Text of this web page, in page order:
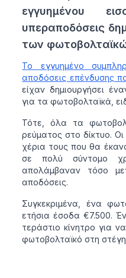
εγγυημένου
υπεραποδόσεις
των
Το εγγυημένο
αποδόσεις επένδυσης
είχαν δημιουργήσει
για τα φωτοβολταϊκά,
Τότε, όλα τα
ρεύματος στο δίκτυο.
χέρια τους που θα
σε πολύ σύντομο
απολάμβαναν τόσο
αποδόσεις.
Συγκεκριμένα, ένα
ετήσια έσοδα €7.500.
τεράστιο κίνητρο για
φωτοβολταϊκό στη στέγη